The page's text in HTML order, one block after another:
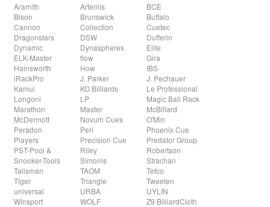
Aramith Artemis
BCE
Bison
Brunswick
Buffalo
Cannon
Collection
Cuetec
Dragonstars
DSW
Dufferin
Dynamic
Dynaspheres
Elite
ELK-Master
flow
Gira
Hainsworth
How
IBS
iRackPro
J. Parker
J. Pechauer
Kamui
KO Billiards
Le Professional
Longoni
LP
Magic Ball Rack
Marathon
Master
McBillard
McDermott
Novum Cues
O'Min
Peradon
Peri
Phoenix Cue
Players
Precision Cue
Predator Group
PST-Pool &
Snooker-Tools
Riley
Robertson
Simonis
Strachan
Talisman
TAOM
Tefco
Tiger
Triangle
Tweeten
universal
URBA
UYLIN
Winsport
WOLF Z9 BilliardCloth